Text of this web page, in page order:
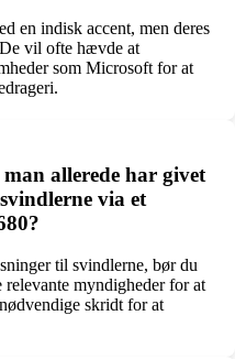
en indisk accent, men deres
vil ofte hævde at
som Microsoft for at
allerede har givet
via et
til svindlerne, bør du
myndigheder for at
skridt for at